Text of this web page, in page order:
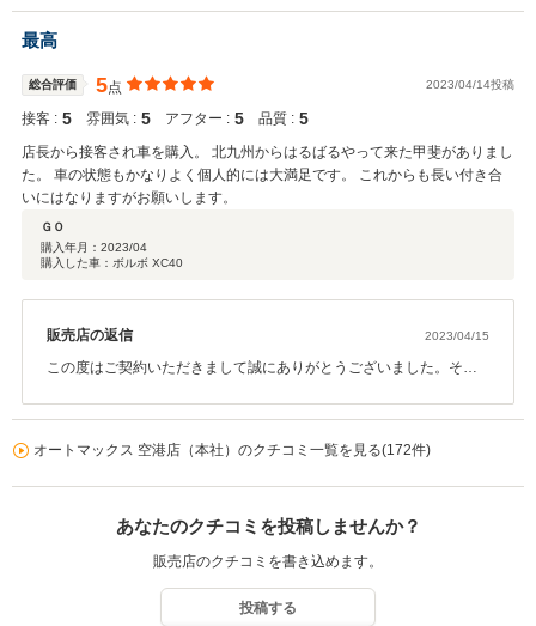
でいただけてとてもうれしく思います。今後とも遠方からではござ
いますが、可能な限りサポートして行きますのでお力添え出来る事
あがあれば何時でもお声かけください。宜しくお願いします。
最高
総合評価 5点 2023/04/14投稿
接客 : 5 雰囲気 : 5 アフター : 5 品質 : 5
店長から接客され車を購入。 北九州からはるばるやって来た甲斐がありまし
た。 車の状態もかなりよく個人的には大満足です。 これからも長い付き合
いにはなりますがお願いします。
ＧＯ
購入年月： 2023/04
購入した車：ボルボ XC40
販売店の返信 2023/04/15
この度はご契約いただきまして誠にありがとうございました。その
オートマックス 空港店（本社）のクチコミ一覧を見る(172件)
あなたのクチコミを投稿しませんか？
販売店のクチコミを書き込めます。
投稿する